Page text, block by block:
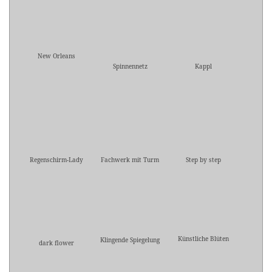
New Orleans
Spinnennetz
Kappl
Regenschirm-Lady Fachwerk mit Turm Step by step
dark flower Klingende Spiegelung Künstliche Blüten